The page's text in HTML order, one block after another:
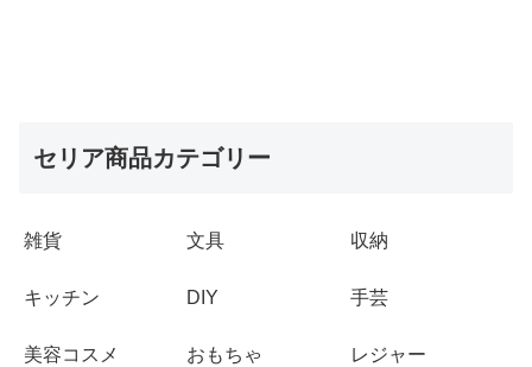
セリア商品カテゴリー
雑貨 文具 収納
キッチン DIY 手芸
美容コスメ おもちゃ レジャー